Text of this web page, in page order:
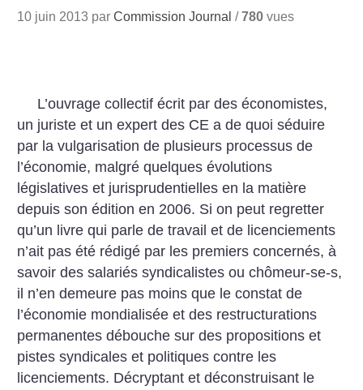
10 juin 2013 parCommission Journal /780 vues
L’ouvrage collectif écrit par des économistes,
un juriste et un expert des CE a de quoi séduire
par la vulgarisation de plusieurs processus de
l’économie, malgré quelques évolutions
législatives et jurisprudentielles en la matière
depuis son édition en 2006. Si on peut regretter
qu’un livre qui parle de travail et de licenciements
n’ait pas été rédigé par les premiers concernés, à
savoir des salariés syndicalistes ou chômeur-se-s,
il n’en demeure pas moins que le constat de
l’économie mondialisée et des restructurations
permanentes débouche sur des propositions et
pistes syndicales et politiques contre les
licenciements. Décryptant et déconstruisant le